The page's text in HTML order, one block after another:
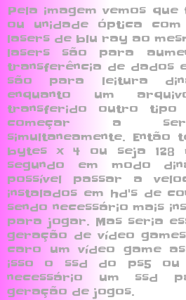
Pela imagem vemos
ou unidade óptica
lasers de blu ray ao
lasers são para
transferência de dados
são para leitura
enquanto um
transferido outro tipo
começar a ser
simultaneamente. Então
bytes x 4 ou seja 128
segundo em modo
possível passar a
instalados em hd's de
sendo necessário mais
para jogar. Mas seria
geração de vídeo
caro um vídeo game
isso o ssd do ps5 ou
necessário um ssd
geração de jogos.